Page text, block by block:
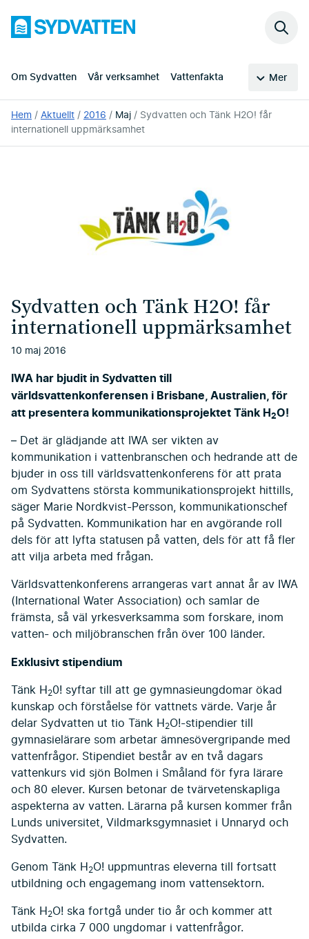
huvudinnehållet
Sydvatten
Om Sydvatten Vår verksamhet Vattenfakta Mer
Sök
Du
är
här:
Hem Aktuellt 2016 Maj
Sydvatten och Tänk H2O! får
internationell uppmärksamhet
Sydvatten och Tänk H2O! får
internationell uppmärksamhet
10 maj 2016
IWA har bjudit in Sydvatten till
världsvattenkonferensen i Brisbane, Australien, för
att presentera kommunikationsprojektet Tänk H2O!
– Det är glädjande att IWA ser vikten av
kommunikation i vattenbranschen och hedrande att de
bjuder in oss till världsvattenkonferens för att prata
om Sydvattens största kommunikationsprojekt hittills,
säger Marie Nordkvist-Persson, kommunikationschef
på Sydvatten. Kommunikation har en avgörande roll
dels för att lyfta statusen på vatten, dels för att få fler
att vilja arbeta med frågan.
Världsvattenkonferens arrangeras vart annat år av IWA
(International Water Association) och samlar de
främsta, så väl yrkesverksamma som forskare, inom
vatten- och miljöbranschen från över 100 länder.
Exklusivt stipendium
Tänk H 20! syftar till att ge gymnasieungdomar ökad
kunskap och förståelse för vattnets värde. Varje år
delar Sydvatten ut tio Tänk H 2O!-stipendier till
gymnasielärare som arbetar ämnesövergripande med
vattenfrågor. Stipendiet består av en två dagars
vattenkurs vid sjön Bolmen i Småland för fyra lärare
och 80 elever. Kursen betonar de tvärvetenskapliga
aspekterna av vatten. Lärarna på kursen kommer från
Lunds universitet, Vildmarksgymnasiet i Unnaryd och
Sydvatten.
Genom Tänk H 2O! uppmuntras eleverna till fortsatt
utbildning och engagemang inom vattensektorn.
Tänk H 2O! ska fortgå under tio år och kommer att
utbilda cirka 7 000 ungdomar i vattenfrågor.